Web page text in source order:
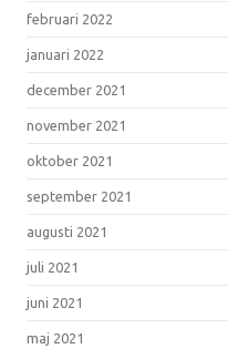
februari 2022
januari 2022
december 2021
november 2021
oktober 2021
september 2021
augusti 2021
juli 2021
juni 2021
maj 2021